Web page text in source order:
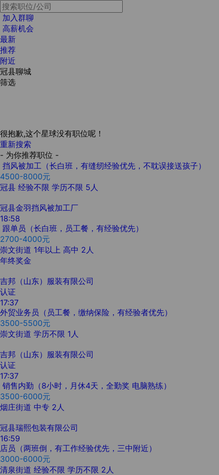
加入群聊
高薪机会
最新
推荐
附近
冠县聊城
筛选
很抱歉,这个星球没有职位呢！
重新搜索
- 为你推荐职位 -
挡风被加工（长白班，有缝纫经验优先，不耽误接送孩子）
4500-8000元
冠县 经验不限 学历不限 5人
冠县金羽挡风被加工厂
18:58
跟单员（长白班，员工餐，有经验优先）
2700-4000元
崇文街道 1年以上 高中 2人
年终奖金
吉邦（山东）服装有限公司
认证
17:37
外贸业务员（员工餐，缴纳保险，有经验者优先）
3500-5500元
崇文街道 学历不限 1人
吉邦（山东）服装有限公司
认证
17:37
销售内勤（8小时，月休4天，全勤奖 电脑熟练）
3500-6000元
烟庄街道 中专 2人
冠县瑞熙包装有限公司
16:59
店员（两班倒，有工作经验优先，三中附近）
3000-6000元
清泉街道 经验不限 学历不限 2人